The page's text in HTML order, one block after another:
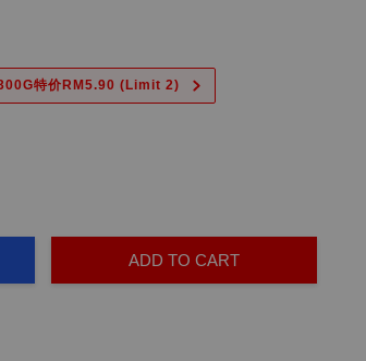
特价RM5.90 (Limit 2)
ADD TO CART